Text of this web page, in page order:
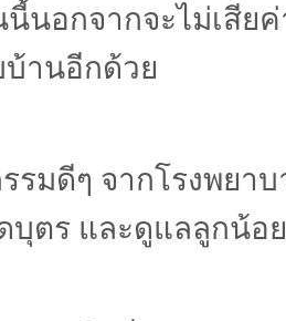
อกจากจะไม่เสียค่
บ้านอีกด้วย
รมดีๆ จากโรงพยา
ตร และดูแลลูกน้อ